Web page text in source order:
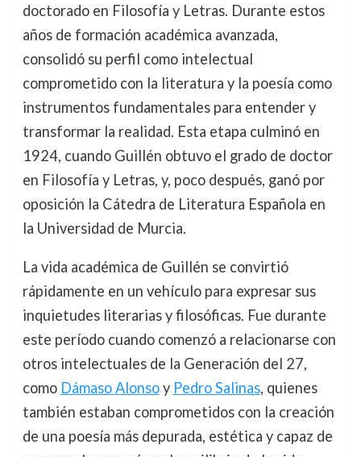
doctorado en Filosofía y Letras. Durante estos
años de formación académica avanzada,
consolidó su perfil como intelectual
comprometido con la literatura y la poesía como
instrumentos fundamentales para entender y
transformar la realidad. Esta etapa culminó en
1924, cuando Guillén obtuvo el grado de doctor
en Filosofía y Letras, y, poco después, ganó por
oposición la Cátedra de Literatura Española en
la Universidad de Murcia.
La vida académica de Guillén se convirtió
rápidamente en un vehículo para expresar sus
inquietudes literarias y filosóficas. Fue durante
este período cuando comenzó a relacionarse con
otros intelectuales de la Generación del 27,
como Dámaso Alonsoy Pedro Salinas, quienes
también estaban comprometidos con la creación
de una poesía más depurada, estética y capaz de